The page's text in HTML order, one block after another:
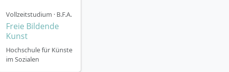
Vollzeitstudium · B.F.A.
Freie Bildende
Kunst
Hochschule für Künste
im Sozialen